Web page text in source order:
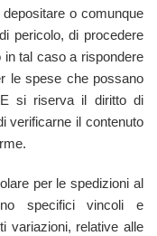
o comunque
pericolo, di procedere
in tal caso a rispondere
le spese che possano
si riserva il diritto di
verificarne il contenuto
per le spedizioni al
specifici vincoli e
variazioni, relative alle